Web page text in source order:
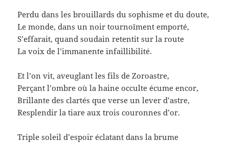
Perdu dans les brouillards du sophisme et du doute,
Le monde, dans un noir tournoîment emporté,
S’effarait, quand soudain retentit sur la route
La voix de l’immanente infaillibilité.
Et l’on vit, aveuglant les fils de Zoroastre,
Perçant l’ombre où la haine occulte écume encor,
Brillante des clartés que verse un lever d’astre,
Resplendir la tiare aux trois couronnes d’or.
Triple soleil d’espoir éclatant dans la brume